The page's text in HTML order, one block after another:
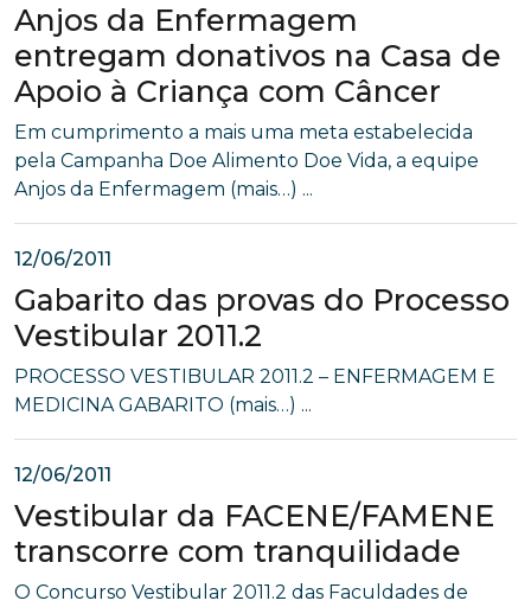
Anjos da Enfermagem
entregam donativos na Casa de
Apoio à Criança com Câncer
Em cumprimento a mais uma meta estabelecida
pela Campanha Doe Alimento Doe Vida, a equipe
Anjos da Enfermagem (mais…) ...
12/06/2011
Gabarito das provas do Processo
Vestibular 2011.2
PROCESSO VESTIBULAR 2011.2 – ENFERMAGEM E
MEDICINA GABARITO (mais…) ...
12/06/2011
Vestibular da FACENE/FAMENE
transcorre com tranquilidade
O Concurso Vestibular 2011.2 das Faculdades de